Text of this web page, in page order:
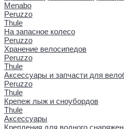
Menabo
Peruzzo
Thule
На запасное колесо
Peruzzo
Хранение велосипедов
Peruzzo
Thule
Аксессуары и запчасти для
Peruzzo
Thule
Крепеж лыж и сноубордов
Thule
Аксессуары
Крепления для водного